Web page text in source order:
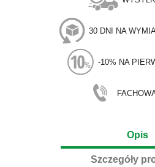
30 DNI NA
-10% NA
Opis
Szczegóły